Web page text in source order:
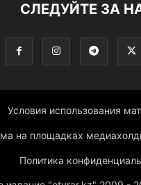
СЛЕДУЙТЕ ЗА
Условия использования
на площадках
Политика